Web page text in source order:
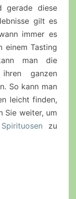
gerade diese
gilt es
immer es
einem Tasting
man die
ganzen
So kann man
leicht finden,
Sie weiter, um
Spirituosen zu